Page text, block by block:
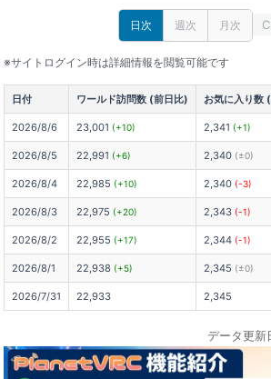
日次 週次 月次
※サイトログイン時は詳細情報を閲覧可能です
日付 ワールド訪問数 (前日比) お気に入り数
2026/8/6 23,001 (+10) 2,341 (+1)
2026/8/5 22,991 (+6) 2,340 (±0)
2026/8/4 22,985 (+10) 2,340 (-3)
2026/8/3 22,975 (+20) 2,343 (-1)
2026/8/2 22,955 (+17) 2,344 (-1)
2026/8/1 22,938 (+5) 2,345 (±0)
2026/7/31 22,933 2,345
データ更